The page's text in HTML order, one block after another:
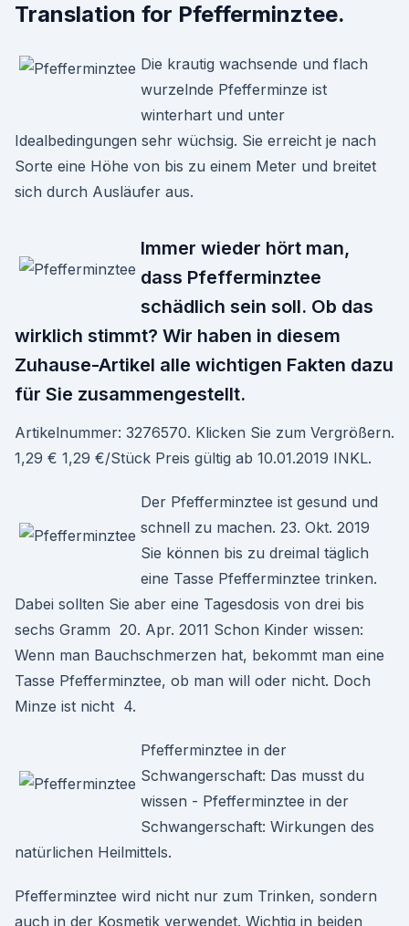
Translation for Pfefferminztee.
Die krautig wachsende und flach
wurzelnde Pfefferminze ist
winterhart und unter
Idealbedingungen sehr wüchsig. Sie erreicht je nach
Sorte eine Höhe von bis zu einem Meter und breitet
sich durch Ausläufer aus.
Immer wieder hört man,
dass Pfefferminztee
schädlich sein soll. Ob das
wirklich stimmt? Wir haben in diesem
Zuhause-Artikel alle wichtigen Fakten dazu
für Sie zusammengestellt.
Artikelnummer: 3276570. Klicken Sie zum Vergrößern.
1,29 € 1,29 €/Stück Preis gültig ab 10.01.2019 INKL.
Der Pfefferminztee ist gesund und
schnell zu machen. 23. Okt. 2019
Sie können bis zu dreimal täglich
eine Tasse Pfefferminztee trinken.
Dabei sollten Sie aber eine Tagesdosis von drei bis
sechs Gramm 20. Apr. 2011 Schon Kinder wissen:
Wenn man Bauchschmerzen hat, bekommt man eine
Tasse Pfefferminztee, ob man will oder nicht. Doch
Minze ist nicht 4.
Pfefferminztee in der
Schwangerschaft: Das musst du
wissen - Pfefferminztee in der
Schwangerschaft: Wirkungen des
natürlichen Heilmittels.
Pfefferminztee wird nicht nur zum Trinken, sondern
auch in der Kosmetik verwendet. Wichtig in beiden